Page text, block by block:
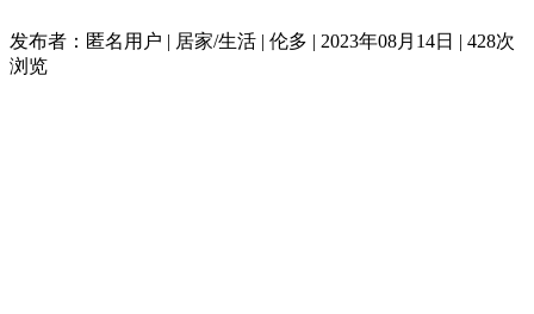
发布者：匿名用户 | 居家/生活 | 伦多 | 2023年08月14日 | 428次
浏览